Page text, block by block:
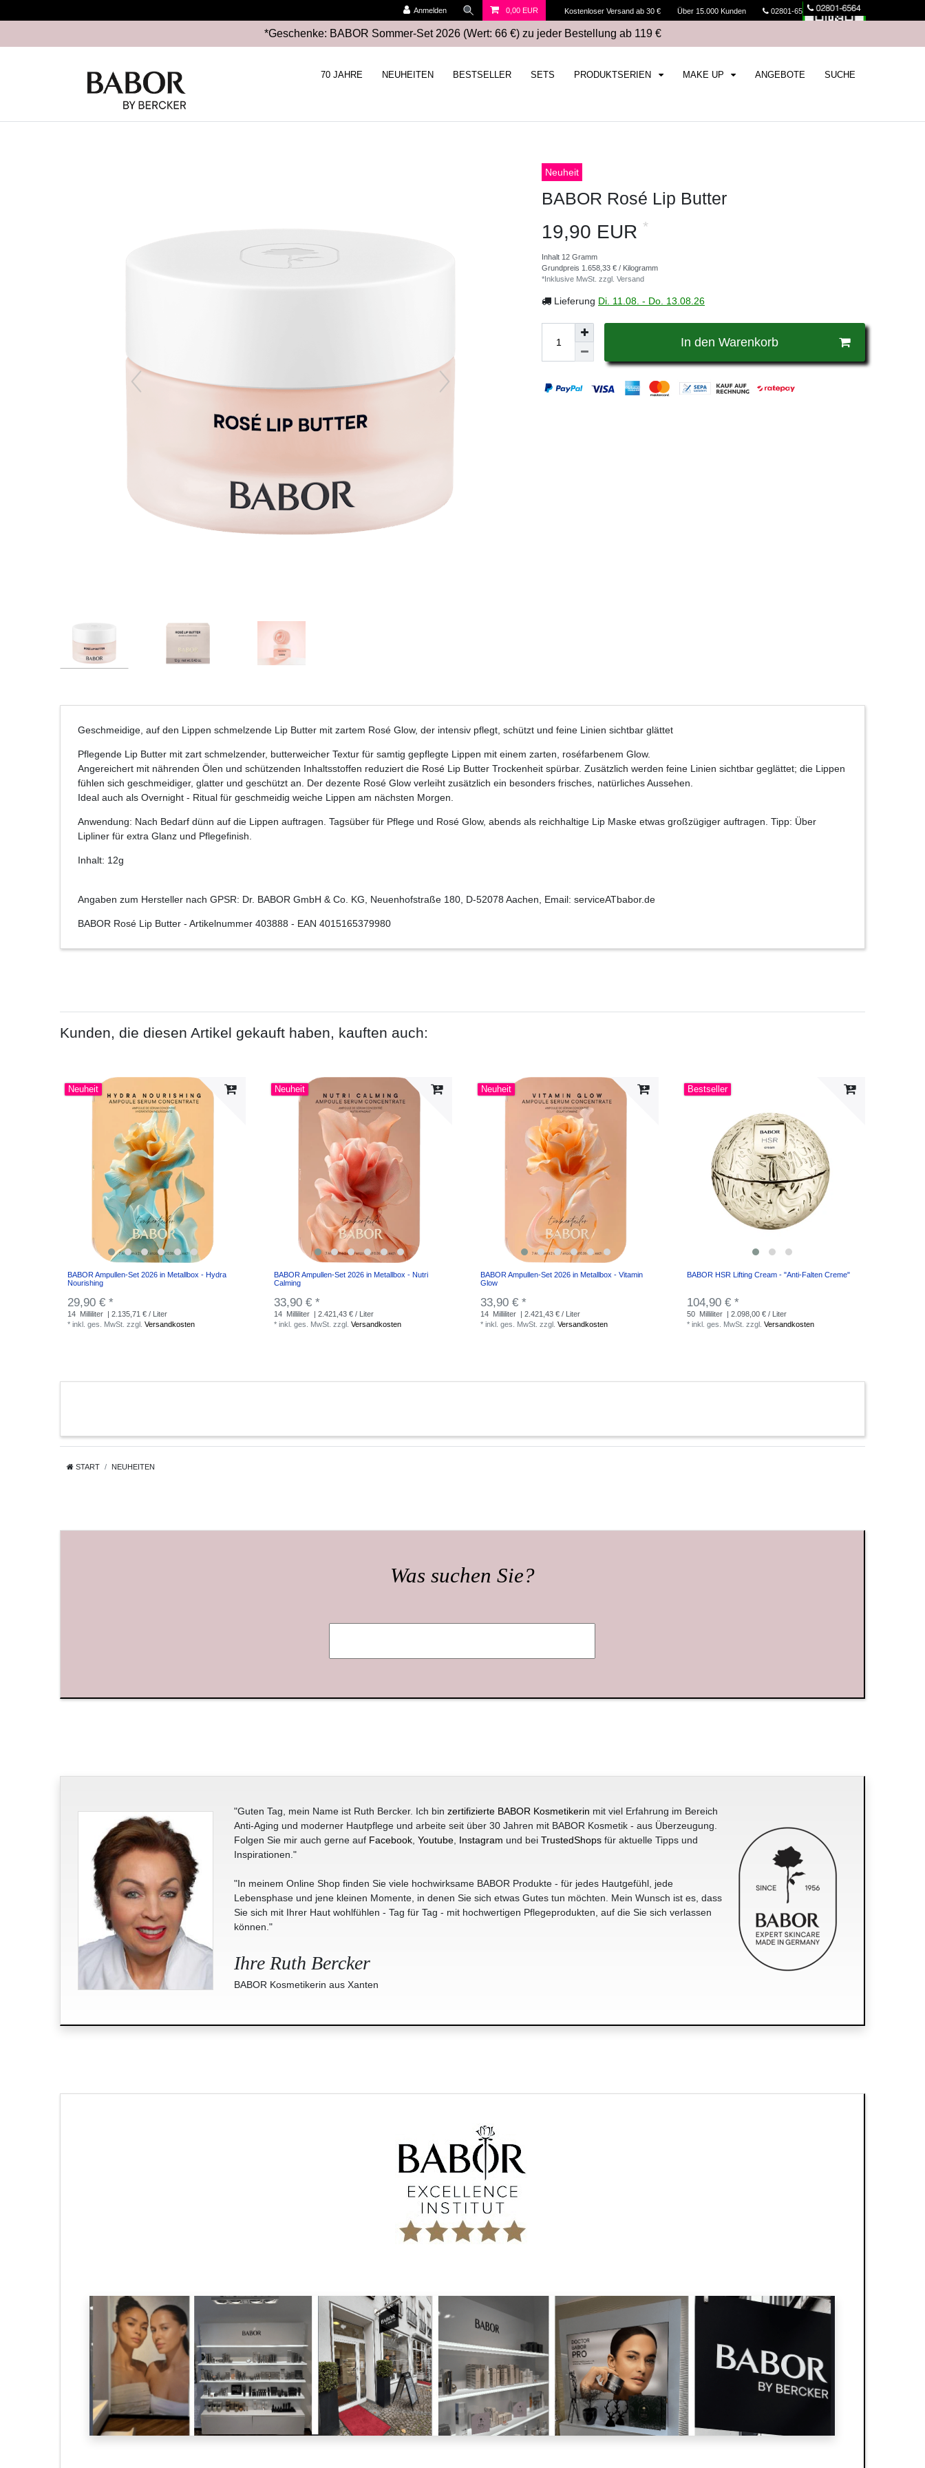
Kostenloser Versand ab 30 € Über 15.000 Kunden 02801-6564 Kasse
Anmelden 0,00 EUR
*Geschenke: BABOR Sommer-Set 2026 (Wert: 66 €) zu jeder Bestellung ab 119 €
70 JAHRE NEUHEITEN BESTSELLER SETS PRODUKTSERIEN MAKE UP ANGEBOTE SUCHE
Neuheit
BABOR Rosé Lip Butter
19,90 EUR *
Inhalt 12 Gramm
Grundpreis 1.658,33 € / Kilogramm
*Inklusive MwSt. zzgl. Versand
Lieferung Di. 11.08. - Do. 13.08.26
In den Warenkorb
Geschmeidige, auf den Lippen schmelzende Lip Butter mit zartem Rosé Glow, der intensiv pflegt, schützt und feine Linien sichtbar glättet
Pflegende Lip Butter mit zart schmelzender, butterweicher Textur für samtig gepflegte Lippen mit einem zarten, roséfarbenem Glow.
Angereichert mit nährenden Ölen und schützenden Inhaltsstoffen reduziert die Rosé Lip Butter Trockenheit spürbar. Zusätzlich werden feine Linien sichtbar geglättet; die Lippen
fühlen sich geschmeidiger, glatter und geschützt an. Der dezente Rosé Glow verleiht zusätzlich ein besonders frisches, natürliches Aussehen.
Ideal auch als Overnight - Ritual für geschmeidig weiche Lippen am nächsten Morgen.
Anwendung: Nach Bedarf dünn auf die Lippen auftragen. Tagsüber für Pflege und Rosé Glow, abends als reichhaltige Lip Maske etwas großzügiger auftragen. Tipp: Über
Lipliner für extra Glanz und Pflegefinish.
Inhalt: 12g
Angaben zum Hersteller nach GPSR: Dr. BABOR GmbH & Co. KG, Neuenhofstraße 180, D-52078 Aachen, Email: serviceATbabor.de
BABOR Rosé Lip Butter - Artikelnummer 403888 - EAN 4015165379980
Kunden, die diesen Artikel gekauft haben, kauften auch:
Neuheit
BABOR Ampullen-Set 2026 in Metallbox - Hydra
Nourishing
29,90 € *
14 Milliliter | 2.135,71 € / Liter
*inkl. ges. MwSt. zzgl.Versandkosten
Neuheit
BABOR Ampullen-Set 2026 in Metallbox - Nutri
Calming
33,90 € *
14 Milliliter | 2.421,43 € / Liter
*inkl. ges. MwSt. zzgl.Versandkosten
Neuheit
BABOR Ampullen-Set 2026 in Metallbox - Vitamin
Glow
33,90 € *
14 Milliliter | 2.421,43 € / Liter
*inkl. ges. MwSt. zzgl.Versandkosten
Bestseller
BABOR HSR Lifting Cream - "Anti-Falten Creme"
104,90 € *
50 Milliliter | 2.098,00 € / Liter
*inkl. ges. MwSt. zzgl.Versandkosten
START NEUHEITEN
Was suchen Sie?
"Guten Tag, mein Name ist Ruth Bercker. Ich bin zertifizierte BABOR Kosmetikerin mit viel Erfahrung im Bereich
Anti-Aging und moderner Hautpflege und arbeite seit über 30 Jahren mit BABOR Kosmetik - aus Überzeugung.
Folgen Sie mir auch gerne auf Facebook, Youtube, Instagram und bei TrustedShopsfür aktuelle Tipps und
Inspirationen."
"In meinem Online Shop finden Sie viele hochwirksame BABOR Produkte - für jedes Hautgefühl, jede
Lebensphase und jene kleinen Momente, in denen Sie sich etwas Gutes tun möchten. Mein Wunsch ist es, dass
Sie sich mit Ihrer Haut wohlfühlen - Tag für Tag - mit hochwertigen Pflegeprodukten, auf die Sie sich verlassen
können."
Ihre Ruth Bercker
BABOR Kosmetikerin aus Xanten